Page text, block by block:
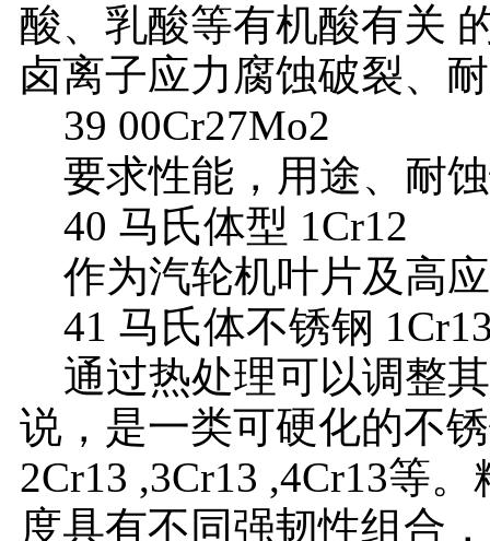
酸、乳酸等有机酸有关
卤离子应力腐蚀破裂、
39 00Cr27Mo2
要求性能，用途、耐
40 马氏体型 1Cr12
作为汽轮机叶片及高
41 马氏体不锈钢
通过热处理可以调整
说，是一类可硬化的不
2Cr13 ,3Cr13 ,4Cr13等
度具有不同强韧性组合